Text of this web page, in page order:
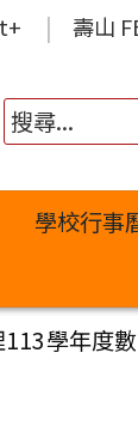
壽山
學校行事
學年度